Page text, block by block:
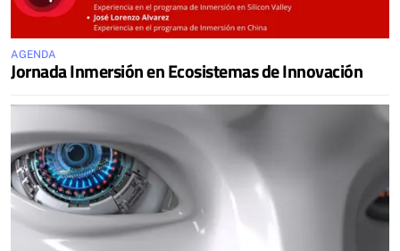
AGENDA
Jornada Inmersión en Ecosistemas de Innovación